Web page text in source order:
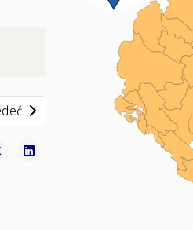
članak: Zaključak broj 51/20